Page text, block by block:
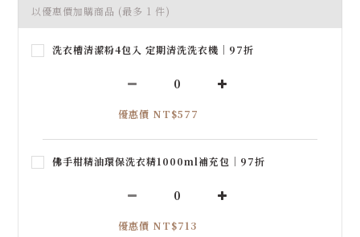
以優惠價加購商品 (最多 1 件)
洗衣槽清潔粉4包入 定期清洗洗衣機｜97折
優惠價 NT$577
佛手柑精油環保洗衣精1000ml補充包｜97折
優惠價 NT$713